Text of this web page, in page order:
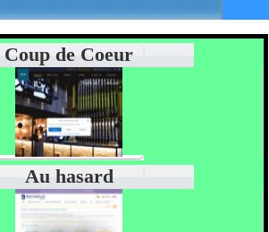
Coup de Coeur
Au hasard